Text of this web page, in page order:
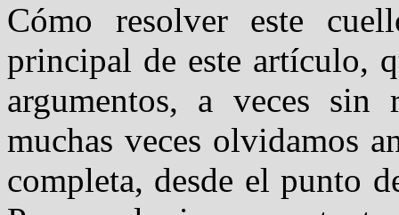
Cómo resolver este
principal de este artículo,
argumentos, a veces sin
muchas veces olvidamos
completa, desde el punto